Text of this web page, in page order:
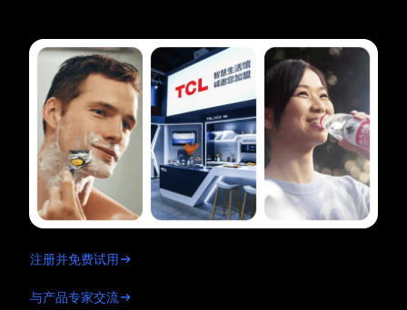
注册并免费试用
与产品专家交流